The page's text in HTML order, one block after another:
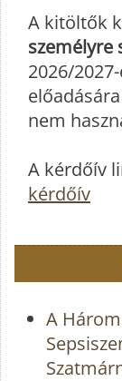
A kitöltők
személyre
2026/
nem
A kérdőív
kérdőív
A